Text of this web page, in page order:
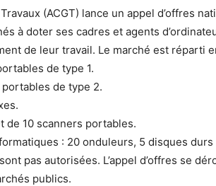
(ACGT) lance un appel d’offres
à doter ses cadres et agents
de leur travail. Le marché est réparti
de type 1.
de type 2.
de 10 scanners portables.
: 20 onduleurs, 5 disques
pas autorisées. L’appel d’offres se
publics.